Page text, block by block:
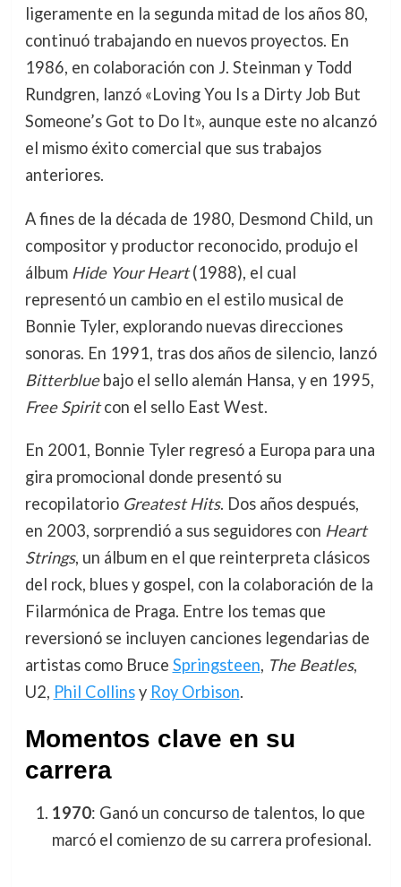
ligeramente en la segunda mitad de los años 80,
continuó trabajando en nuevos proyectos. En
1986, en colaboración con J. Steinman y Todd
Rundgren, lanzó «Loving You Is a Dirty Job But
Someone’s Got to Do It», aunque este no alcanzó
el mismo éxito comercial que sus trabajos
anteriores.
A fines de la década de 1980, Desmond Child, un
compositor y productor reconocido, produjo el
álbum Hide Your Heart(1988), el cual
representó un cambio en el estilo musical de
Bonnie Tyler, explorando nuevas direcciones
sonoras. En 1991, tras dos años de silencio, lanzó
Bitterbluebajo el sello alemán Hansa, y en 1995,
Free Spiritcon el sello East West.
En 2001, Bonnie Tyler regresó a Europa para una
gira promocional donde presentó su
recopilatorio Greatest Hits. Dos años después,
en 2003, sorprendió a sus seguidores con Heart
Strings, un álbum en el que reinterpreta clásicos
del rock, blues y gospel, con la colaboración de la
Filarmónica de Praga. Entre los temas que
reversionó se incluyen canciones legendarias de
artistas como Bruce Springsteen, The Beatles,
U2, Phil Collinsy Roy Orbison.
Momentos clave en su
carrera
1970: Ganó un concurso de talentos, lo que
marcó el comienzo de su carrera profesional.